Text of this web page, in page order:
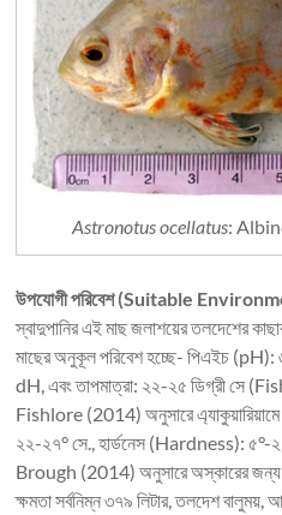
Astronotus ocellatus:
উপযোগী পরিবেশ (Suitable
স্বাদুপানির এই মাছ জলাশয়ের তলদেশের
মাছের অনুকূল পরিবেশ হচ্ছে- পিএইচ
dH, এবং তাপমাত্রা: ২২-২৫ ডিগ্রী সে
Fishlore (2014) অনুসারে
২২-২৭° সে., হার্ডনেস (Hardness): ৫°-
Brough (2014) অনুসারে অস্কারের জন্য
ক্ষমতা সর্বনিম্ন ৩৭৯ লিটার, তলদেশ বালুময়,